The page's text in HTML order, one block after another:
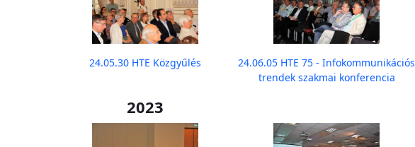
24.05.30 HTE Közgyűlés
24.06.05 HTE 75 - Infokommunikációs
trendek szakmai konferencia
2023